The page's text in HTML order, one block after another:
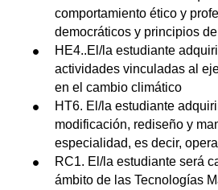
comportamiento ético y
democráticos y principios
HE4..El/la estudiante
actividades vinculadas al
en el cambio climático
HT6. El/la estudiante
modificación, rediseño y
especialidad, es decir,
RC1. El/la estudiante será
ámbito de las Tecnologías